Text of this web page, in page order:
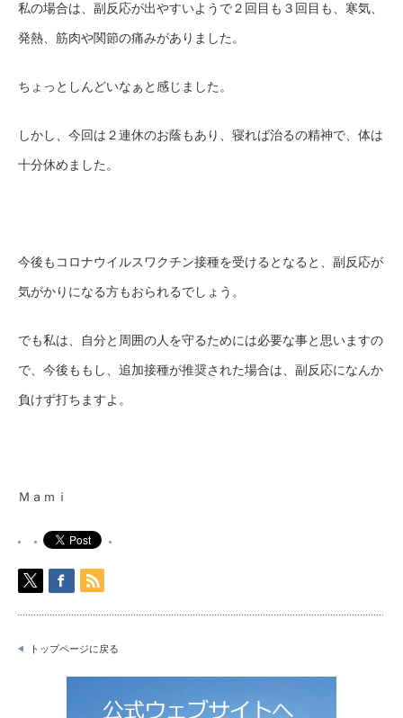
私の場合は、副反応が出やすいようで２回目も３回目も、寒気、
発熱、筋肉や関節の痛みがありました。
ちょっとしんどいなぁと感じました。
しかし、今回は２連休のお蔭もあり、寝れば治るの精神で、体は
十分休めました。
今後もコロナウイルスワクチン接種を受けるとなると、副反応が
気がかりになる方もおられるでしょう。
でも私は、自分と周囲の人を守るためには必要な事と思いますの
で、今後ももし、追加接種が推奨された場合は、副反応になんか
負けず打ちますよ。
Ｍａｍｉ
トップページに戻る